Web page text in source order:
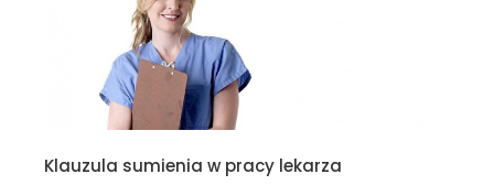
Klauzula sumienia w pracy lekarza